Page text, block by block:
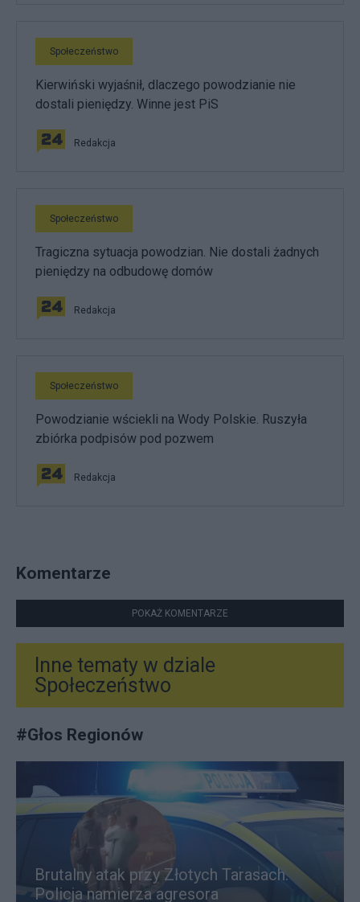
Społeczeństwo
Kierwiński wyjaśnił, dlaczego powodzianie nie
dostali pieniędzy. Winne jest PiS
Redakcja
Społeczeństwo
Tragiczna sytuacja powodzian. Nie dostali żadnych
pieniędzy na odbudowę domów
Redakcja
Społeczeństwo
Powodzianie wściekli na Wody Polskie. Ruszyła
zbiórka podpisów pod pozwem
Redakcja
Komentarze
POKAŻ KOMENTARZE
Inne tematy w dziale
Społeczeństwo
#Głos Regionów
Brutalny atak przy Złotych Tarasach.
Policja namierza agresora